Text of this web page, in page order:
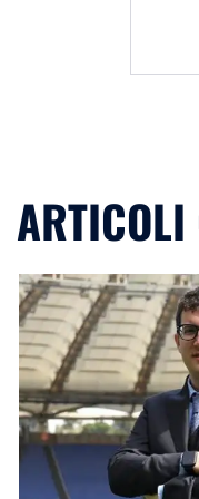
ARTICOLI